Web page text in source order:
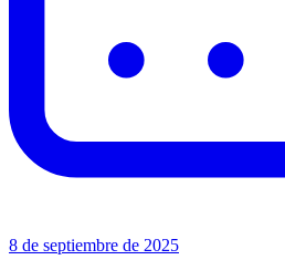
8 de septiembre de 2025